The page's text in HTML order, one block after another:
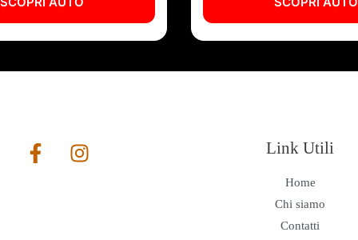
Link Utili
Home
Chi siamo
Contatti